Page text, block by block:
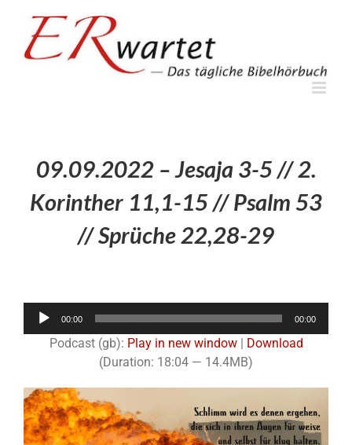
springen
09.09.2022 – Jesaja 3-5 // 2.
Korinther 11,1-15 // Psalm 53
// Sprüche 22,28-29
Audio-
00:00 00:00
Podcast (gb): Play in new window|
Download
(Duration: 18:04 — 14.4MB)